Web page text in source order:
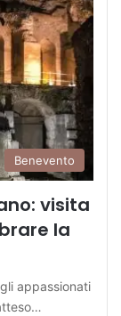
Benevento
visita
la
appassionati